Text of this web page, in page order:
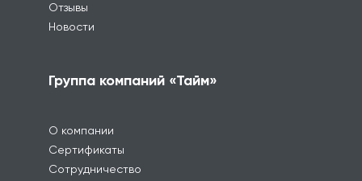
Отзывы
Новости
Группа компаний «Тайм»
О компании
Сертификаты
Сотрудничество